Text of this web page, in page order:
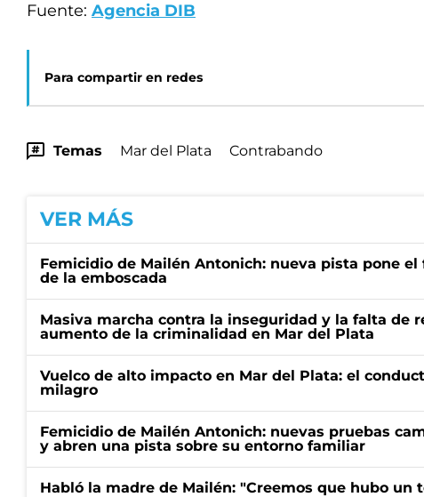
Fuente: Agencia DIB
Para compartir en redes
Temas Mar del Plata Contrabando
VER MÁS
Femicidio de Mailén Antonich: nueva pista pone el
de la emboscada
Masiva marcha contra la inseguridad y la falta de
aumento de la criminalidad en Mar del Plata
Vuelco de alto impacto en Mar del Plata: el
milagro
Femicidio de Mailén Antonich: nuevas pruebas
y abren una pista sobre su entorno familiar
Habló la madre de Mailén: "Creemos que hubo un